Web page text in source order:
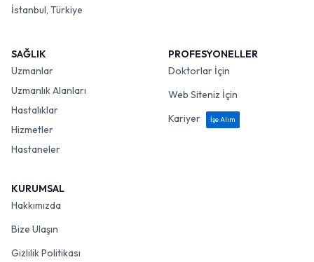
İstanbul, Türkiye
SAĞLIK
Uzmanlar
Uzmanlık Alanları
Hastalıklar
Hizmetler
Hastaneler
PROFESYONELLER
Doktorlar İçin
Web Siteniz İçin
Kariyer
İşe Alım
KURUMSAL
Hakkımızda
Bize Ulaşın
Gizlilik Politikası